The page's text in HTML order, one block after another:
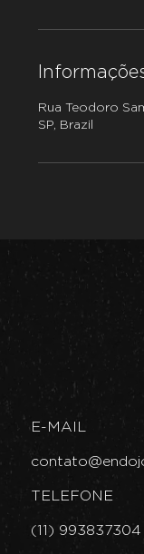
Rua Teodoro
SP, Brazil
E-MAIL
TELEFONE
(11) 993837304